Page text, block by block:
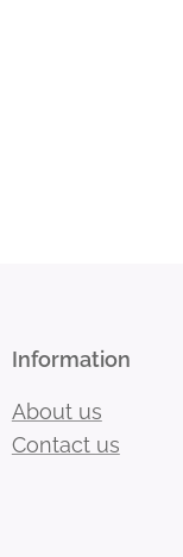
Information
About us
Contact us